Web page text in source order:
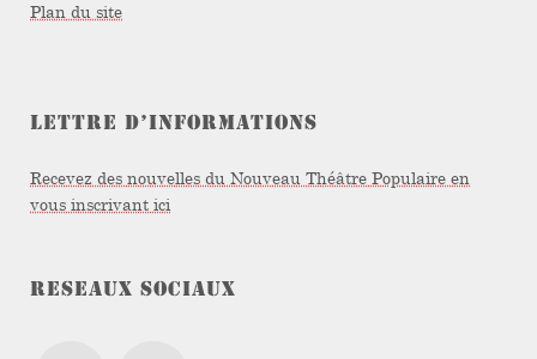
Plan du site
LETTRE D’INFORMATIONS
Recevez des nouvelles du Nouveau Théâtre Populaire en
vous inscrivant ici
RESEAUX SOCIAUX